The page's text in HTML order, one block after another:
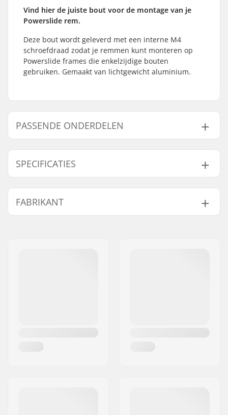
Vind hier de juiste bout voor de montage van je
Powerslide rem.
Deze bout wordt geleverd met een interne M4
schroefdraad zodat je remmen kunt monteren op
Powerslide frames die enkelzijdige bouten
gebruiken. Gemaakt van lichtgewicht aluminium.
PASSENDE ONDERDELEN
Vind producten die samen gaan met Powerslide Rem
As:
SPECIFICATIES
Diameter as:
8mm
As-lengte:
FABRIKANT